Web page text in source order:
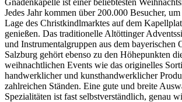
Gnadenkapelle ist einer beliebtesten
Jedes Jahr kommen über 200.000 Besucher,
Lage des Christkindlmarktes auf dem
genießen. Das traditionelle Altöttinger
und Instrumentalgruppen aus dem bayerischen
Salzburg gehört ebenso zu den Höhepunkten
weihnachtlichen Events wie das originelles
handwerklicher und kunsthandwerklicher
zahlreichen Ständen. Eine gute und breite
Spezialitäten ist fast selbstverständlich, genau